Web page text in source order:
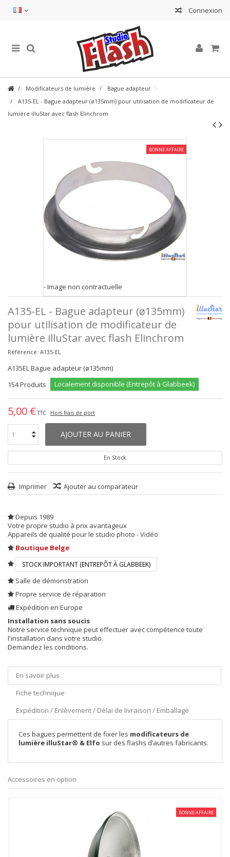
Connexion
Modificateurs de lumière
Bague adapteur
A135-EL - Bague adapteur (ø135mm) pour utilisation de modificateur de
lumière illuStar avec flash Elinchrom
BONNE AFFAIRE
- Image non contractuelle
A135-EL - Bague adapteur (ø135mm)
pour utilisation de modificateur de
lumière illuStar avec flash Elinchrom
Référence: A135-EL
A135EL Bague adapteur (ø135mm)
154Produits Localement disponible (Entrepôt à Glabbeek)
5,00 € TTC Hors frais de port
AJOUTER AU PANIER
En Stock
Imprimer Ajouter au comparateur
Depuis 1989
Votre propre studio à prix avantageux
Appareils de qualité pour le studio photo - Vidéo
Boutique Belge
STOCK IMPORTANT (ENTREPÔT À GLABBEEK)
Salle de démonstration
Propre service de réparation
Expédition en Europe
Installation sans soucis
Notre service technique peut effectuer avec compétence toute
l'installation dans votre studio.
Demandez les conditions.
En savoir plus
Fiche technique
Expédition / Enlèvement / Délai de livraison / Emballage
Ces bagues permettent de fixer les modificateurs de
lumière illuStar® & Elfo sur des flashs d’autres fabricants.
Accessoires en option
BONNE AFFAIRE